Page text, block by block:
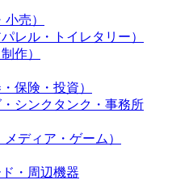
売）
レル・トイレタリー）
作）
保険・投資）
シンクタンク・事務所
ディア・ゲーム）
・周辺機器